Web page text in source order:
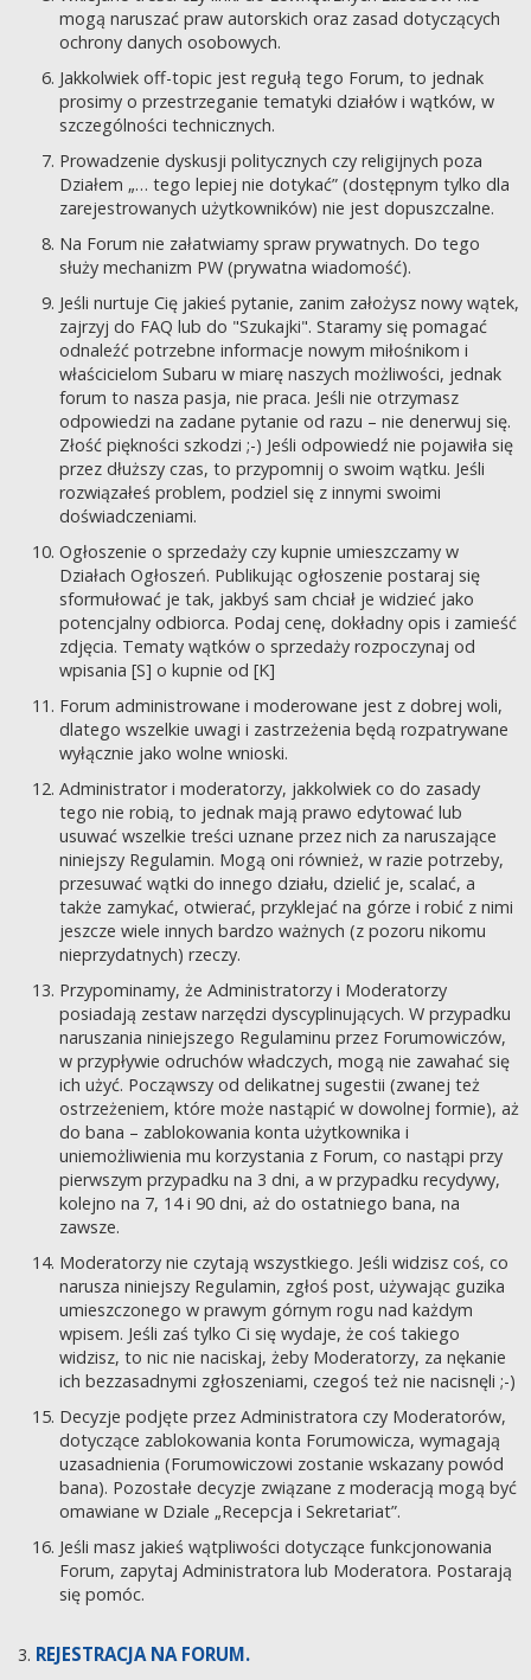
mogą naruszać praw autorskich oraz zasad dotyczących
ochrony danych osobowych.
Jakkolwiek off-topic jest regułą tego Forum, to jednak
prosimy o przestrzeganie tematyki działów i wątków, w
szczególności technicznych.
Prowadzenie dyskusji politycznych czy religijnych poza
Działem „… tego lepiej nie dotykać” (dostępnym tylko dla
zarejestrowanych użytkowników) nie jest dopuszczalne.
Na Forum nie załatwiamy spraw prywatnych. Do tego
służy mechanizm PW (prywatna wiadomość).
Jeśli nurtuje Cię jakieś pytanie, zanim założysz nowy wątek,
zajrzyj do FAQ lub do "Szukajki". Staramy się pomagać
odnaleźć potrzebne informacje nowym miłośnikom i
właścicielom Subaru w miarę naszych możliwości, jednak
forum to nasza pasja, nie praca. Jeśli nie otrzymasz
odpowiedzi na zadane pytanie od razu – nie denerwuj się.
Złość piękności szkodzi ;-) Jeśli odpowiedź nie pojawiła się
przez dłuższy czas, to przypomnij o swoim wątku. Jeśli
rozwiązałeś problem, podziel się z innymi swoimi
doświadczeniami.
Ogłoszenie o sprzedaży czy kupnie umieszczamy w
Działach Ogłoszeń. Publikując ogłoszenie postaraj się
sformułować je tak, jakbyś sam chciał je widzieć jako
potencjalny odbiorca. Podaj cenę, dokładny opis i zamieść
zdjęcia. Tematy wątków o sprzedaży rozpoczynaj od
wpisania [S] o kupnie od [K]
Forum administrowane i moderowane jest z dobrej woli,
dlatego wszelkie uwagi i zastrzeżenia będą rozpatrywane
wyłącznie jako wolne wnioski.
Administrator i moderatorzy, jakkolwiek co do zasady
tego nie robią, to jednak mają prawo edytować lub
usuwać wszelkie treści uznane przez nich za naruszające
niniejszy Regulamin. Mogą oni również, w razie potrzeby,
przesuwać wątki do innego działu, dzielić je, scalać, a
także zamykać, otwierać, przyklejać na górze i robić z nimi
jeszcze wiele innych bardzo ważnych (z pozoru nikomu
nieprzydatnych) rzeczy.
Przypominamy, że Administratorzy i Moderatorzy
posiadają zestaw narzędzi dyscyplinujących. W przypadku
naruszania niniejszego Regulaminu przez Forumowiczów,
w przypływie odruchów władczych, mogą nie zawahać się
ich użyć. Począwszy od delikatnej sugestii (zwanej też
ostrzeżeniem, które może nastąpić w dowolnej formie), aż
do bana – zablokowania konta użytkownika i
uniemożliwienia mu korzystania z Forum, co nastąpi przy
pierwszym przypadku na 3 dni, a w przypadku recydywy,
kolejno na 7, 14 i 90 dni, aż do ostatniego bana, na
zawsze.
Moderatorzy nie czytają wszystkiego. Jeśli widzisz coś, co
narusza niniejszy Regulamin, zgłoś post, używając guzika
umieszczonego w prawym górnym rogu nad każdym
wpisem. Jeśli zaś tylko Ci się wydaje, że coś takiego
widzisz, to nic nie naciskaj, żeby Moderatorzy, za nękanie
ich bezzasadnymi zgłoszeniami, czegoś też nie nacisnęli ;-)
Decyzje podjęte przez Administratora czy Moderatorów,
dotyczące zablokowania konta Forumowicza, wymagają
uzasadnienia (Forumowiczowi zostanie wskazany powód
bana). Pozostałe decyzje związane z moderacją mogą być
omawiane w Dziale „Recepcja i Sekretariat”.
Jeśli masz jakieś wątpliwości dotyczące funkcjonowania
Forum, zapytaj Administratora lub Moderatora. Postarają
się pomóc.
REJESTRACJA NA FORUM.